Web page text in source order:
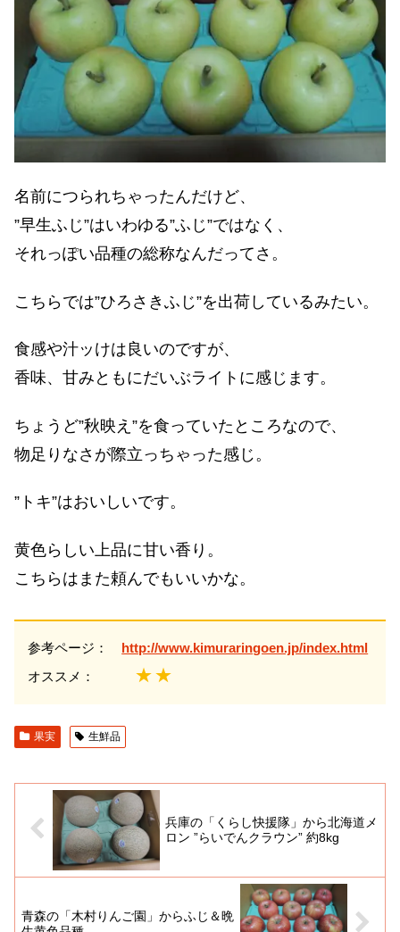
名前につられちゃったんだけど、
”早生ふじ”はいわゆる”ふじ”ではなく、
それっぽい品種の総称なんだってさ。
こちらでは”ひろさきふじ”を出荷しているみたい。
食感や汁ッけは良いのですが、
香味、甘みともにだいぶライトに感じます。
ちょうど”秋映え”を食っていたところなので、
物足りなさが際立っちゃった感じ。
”トキ”はおいしいです。
黄色らしい上品に甘い香り。
こちらはまた頼んでもいいかな。
参考ページ： http://www.kimuraringoen.jp/index.html
オススメ： ★★
果実 生鮮品
兵庫の「くらし快援隊」から北海道メ
ロン ”らいでんクラウン” 約8kg
青森の「木村りんご園」からふじ＆晩